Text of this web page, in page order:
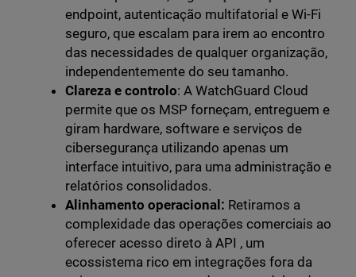
endpoint, autenticação multifatorial e Wi-Fi
seguro, que escalam para irem ao encontro
das necessidades de qualquer organização,
independentemente do seu tamanho.
Clareza e controlo: A WatchGuard Cloud
permite que os MSP forneçam, entreguem e
giram hardware, software e serviços de
cibersegurança utilizando apenas um
interface intuitivo, para uma administração e
relatórios consolidados.
Alinhamento operacional: Retiramos a
complexidade das operações comerciais ao
oferecer acesso direto à API , um
ecossistema rico em integrações fora da